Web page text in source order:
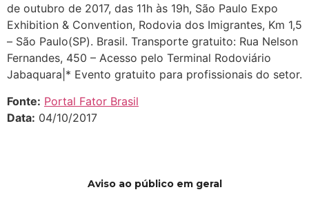
de outubro de 2017, das 11h às 19h, São Paulo Expo
Exhibition & Convention, Rodovia dos Imigrantes, Km 1,5
– São Paulo(SP). Brasil. Transporte gratuito: Rua Nelson
Fernandes, 450 – Acesso pelo Terminal Rodoviário
Jabaquara|* Evento gratuito para profissionais do setor.
Fonte: Portal Fator Brasil
Data: 04/10/2017
Aviso ao público em geral